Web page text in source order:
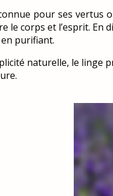
pour ses vertus
le corps et l’esprit. En
purifiant.
naturelle, le linge